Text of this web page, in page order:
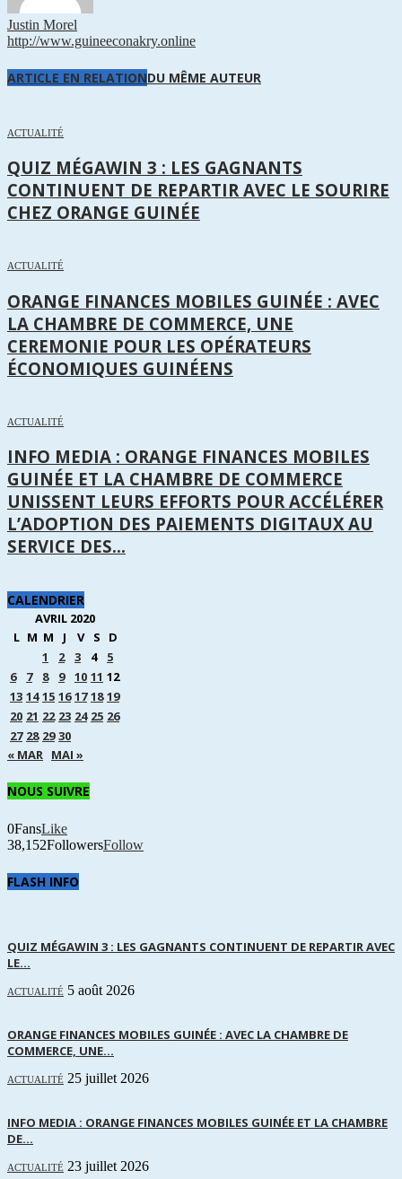
Justin Morel
http://www.guineeconakry.online
ARTICLE EN RELATIONDU MÊME AUTEUR
ACTUALITÉ
QUIZ MÉGAWIN 3 : LES GAGNANTS
CONTINUENT DE REPARTIR AVEC LE SOURIRE
CHEZ ORANGE GUINÉE
ACTUALITÉ
ORANGE FINANCES MOBILES GUINÉE : AVEC
LA CHAMBRE DE COMMERCE, UNE
CEREMONIE POUR LES OPÉRATEURS
ÉCONOMIQUES GUINÉENS
ACTUALITÉ
INFO MEDIA : ORANGE FINANCES MOBILES
GUINÉE ET LA CHAMBRE DE COMMERCE
UNISSENT LEURS EFFORTS POUR ACCÉLÉRER
L’ADOPTION DES PAIEMENTS DIGITAUX AU
SERVICE DES...
CALENDRIER
AVRIL 2020
L M M J V S
D
1
2 3 4
5
6
7 8 9 10 11 12
13 14 15 16 17 18 19
20 21 22 23 24 25 26
27 28 29 30
« MAR MAI »
NOUS SUIVRE
0FansLike
38,152FollowersFollow
FLASH INFO
QUIZ MÉGAWIN 3 : LES GAGNANTS CONTINUENT DE REPARTIR AVEC
LE...
ACTUALITÉ 5 août 2026
ORANGE FINANCES MOBILES GUINÉE : AVEC LA CHAMBRE DE
COMMERCE, UNE...
ACTUALITÉ 25 juillet 2026
INFO MEDIA : ORANGE FINANCES MOBILES GUINÉE ET LA CHAMBRE
DE...
ACTUALITÉ 23 juillet 2026